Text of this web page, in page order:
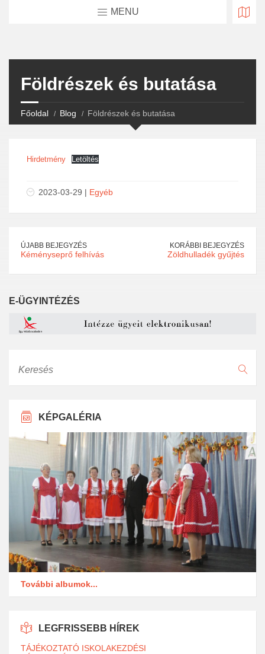
MENU
Földrészek és butatása
Főoldal Blog Földrészek és butatása
Hirdetmény Letöltés
2023-03-29 | Egyéb
ÚJABB BEJEGYZÉS
Kéményseprő felhívás
KORÁBBI BEJEGYZÉS
Zöldhulladék gyűjtés
E-ÜGYINTÉZÉS
KÉPGALÉRIA
További albumok...
LEGFRISSEBB HÍREK
TÁJÉKOZTATÓ ISKOLAKEZDÉSI